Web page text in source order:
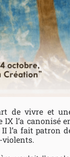
de vivre et
IX l’a canonisé
l’a fait patron
violents.